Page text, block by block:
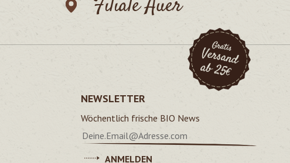
Filiale Auer
NEWSLETTER
Wöchentlich frische BIO News
ANMELDEN